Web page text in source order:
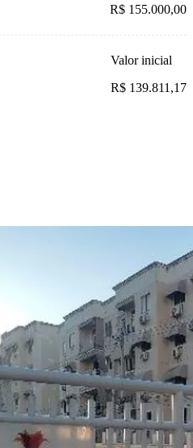
R$ 155.000,00
Valor inicial
R$ 139.811,17